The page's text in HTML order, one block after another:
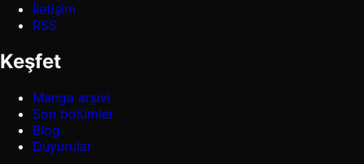
İletişim
RSS
Keşfet
Manga arşivi
Son bölümler
Blog
Duyurular